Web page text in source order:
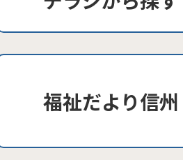
福祉だより信州